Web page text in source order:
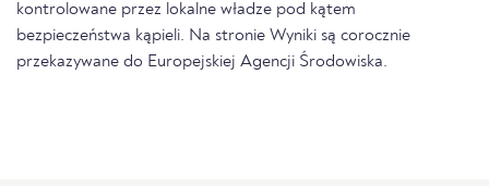
kontrolowane przez lokalne władze pod kątem
bezpieczeństwa kąpieli. Na stronie Wyniki są corocznie
przekazywane do Europejskiej Agencji Środowiska.